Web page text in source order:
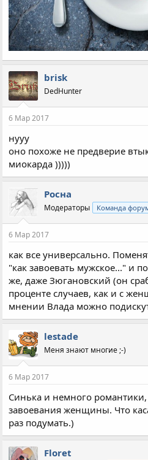
brisk
DedHunter
6 Мар 2017
нууу
оно похоже не предверие
миокарда )))))
Росна
Модераторы Команда
6 Мар 2017
как все универсально.
"как завоевать мужское..." и
же, даже Зюгановский (он
проценте случаев, как и с
мнении Влада можно
lestade
Меня знают многие ;-)
6 Мар 2017
Синька и немного
завоевания женщины. Что
раз подумать.)
Floret